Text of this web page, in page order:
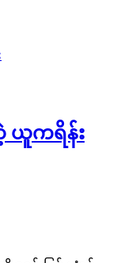
ယူကရိန်း